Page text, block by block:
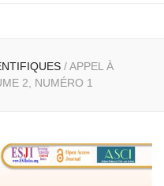
/APPEL À
2, NUMÉRO 1